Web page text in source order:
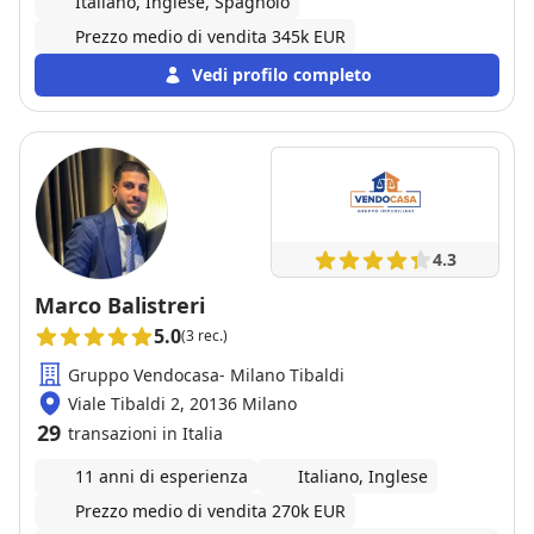
professionalita’. Infine anche la gestione di
documenti e pratiche e’ stata estremamente
semplice e sono riuscita grazie a loro a fare tutto
usando solo il telefono senza dover impazzire al pc
ragazzi!
Prezzo medio di vendita 345k EUR
Vedi profilo completo
4.3
Marco Balistreri
5.0(3 rec.)
Gruppo Vendocasa- Milano Tibaldi
Viale Tibaldi 2, 20136 Milano
29 transazioni in Italia
11 anni di esperienza
Italiano, Inglese
Prezzo medio di vendita 270k EUR